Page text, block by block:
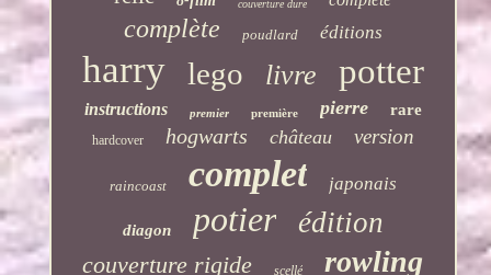
couverture dure
complète poudlard éditions
harry lego livre potter
instructions premier première pierre rare
hardcover hogwarts château version
raincoast complet japonais
diagon potier édition
couverture rigide scellé rowling